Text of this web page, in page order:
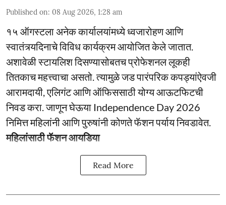
Published on: 08 Aug 2026, 1:28 am
१५ ऑगस्टला अनेक कार्यालयांमध्ये ध्वजारोहण आणि
स्वातंत्र्यदिनाचे विविध कार्यक्रम आयोजित केले जातात.
अशावेळी स्टायलिश दिसण्यासोबतच प्रोफेशनल लूकही
तितकाच महत्त्वाचा असतो. त्यामुळे जड पारंपरिक कपड्यांऐवजी
आरामदायी, एलिगंट आणि ऑफिससाठी योग्य आऊटफिटची
निवड करा. जाणून घेऊया Independence Day 2026
निमित्त महिलांनी आणि पुरुषांनी कोणते फॅशन पर्याय निवडावेत.
महिलांसाठी फॅशन आयडिया
Read More